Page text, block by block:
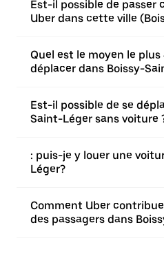
Est-il possible de passer
Uber dans cette ville
Quel est le moyen le plus
déplacer dans Boissy-
Est-il possible de se
Saint-Léger sans voiture
: puis-je y louer une
Léger?
Comment Uber
des passagers dans